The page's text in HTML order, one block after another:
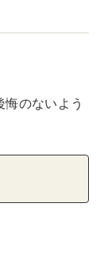
のないよう